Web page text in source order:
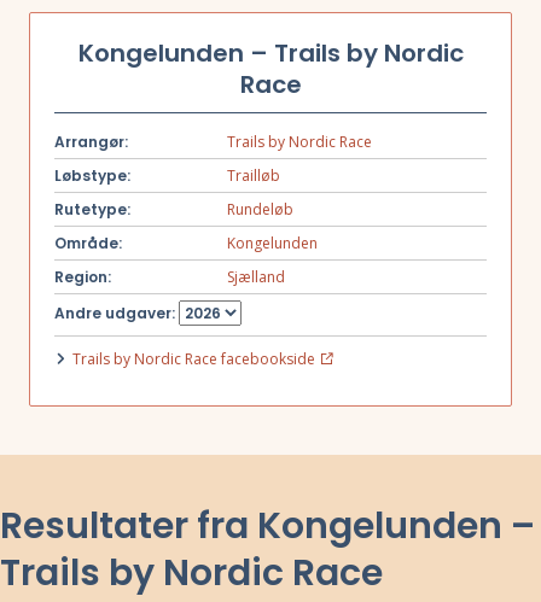
Kongelunden – Trails by Nordic
Race
Arrangør:
Trails by Nordic Race
Løbstype:
Trailløb
Rutetype:
Rundeløb
Område:
Kongelunden
Region:
Sjælland
Andre udgaver:
Trails by Nordic Race facebookside
Resultater fra Kongelunden –
Trails by Nordic Race